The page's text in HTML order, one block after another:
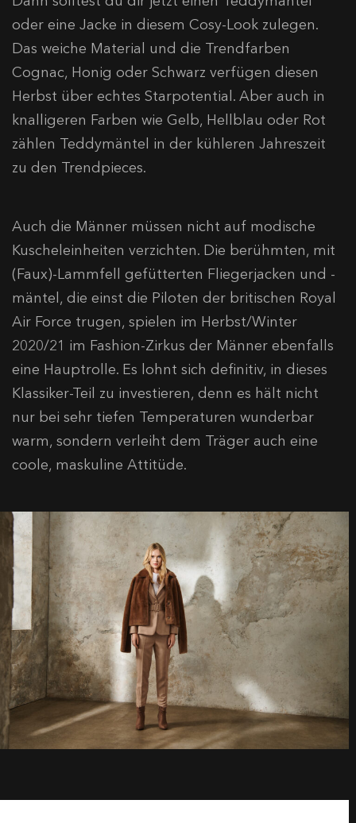
oder eine Jacke in diesem Cosy-Look zulegen.
Das weiche Material und die Trendfarben
Cognac, Honig oder Schwarz verfügen diesen
Herbst über echtes Starpotential. Aber auch in
knalligeren Farben wie Gelb, Hellblau oder Rot
zählen Teddymäntel in der kühleren Jahreszeit
zu den Trendpieces.
Auch die Männer müssen nicht auf modische
Kuscheleinheiten verzichten. Die berühmten, mit
(Faux)-Lammfell gefütterten Fliegerjacken und -
mäntel, die einst die Piloten der britischen Royal
Air Force trugen, spielen im Herbst/Winter
2020/21 im Fashion-Zirkus der Männer ebenfalls
eine Hauptrolle. Es lohnt sich definitiv, in dieses
Klassiker-Teil zu investieren, denn es hält nicht
nur bei sehr tiefen Temperaturen wunderbar
warm, sondern verleiht dem Träger auch eine
coole, maskuline Attitüde.